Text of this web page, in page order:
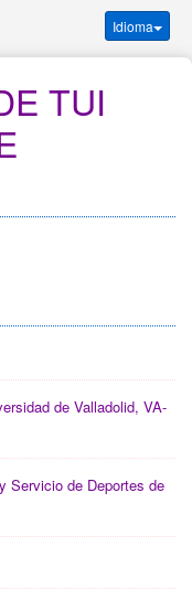
Idioma
TUI
de Valladolid, VA-
Servicio de Deportes de